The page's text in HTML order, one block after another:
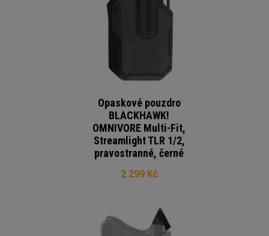
Opaskové pouzdro
BLACKHAWK!
OMNIVORE Multi-Fit,
Streamlight TLR 1/2,
pravostranné, černé
2 299 Kč